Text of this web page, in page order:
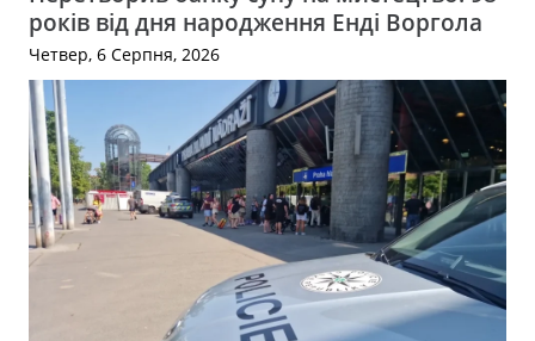
років від дня народження Енді Воргола
Четвер, 6 Серпня, 2026